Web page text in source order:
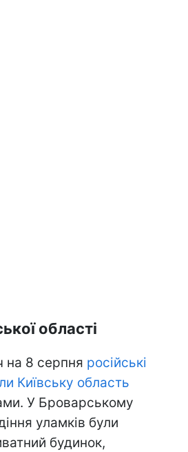
області
на 8 серпня російські
Київську область
У Броварському
уламків були
будинок,